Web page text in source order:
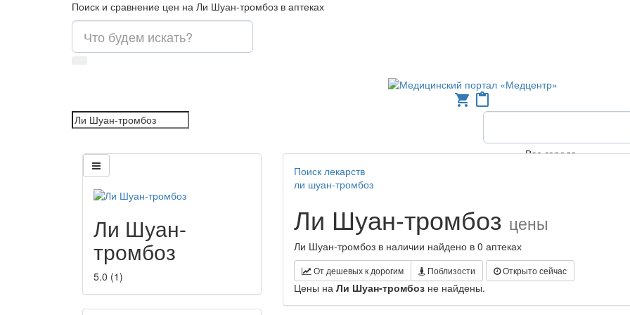
Поиск и сравнение цен на Ли Шуан-тромбоз в аптеках
shopping_cart content_paste
Все города
Ли Шуан-
тромбоз
5.0 (1)
Поиск лекарств
ли шуан-тромбоз
Ли Шуан-тромбоз цены
Ли Шуан-тромбоз в наличии найдено в 0 аптеках
От дешевых к дорогим Поблизости Открыто сейчас
Цены на Ли Шуан-тромбоз не найдены.